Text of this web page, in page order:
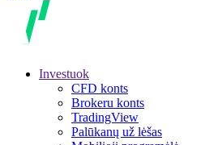
Investuok
CFD konts
Brokeru konts
TradingView
Palūkanų už lėšas